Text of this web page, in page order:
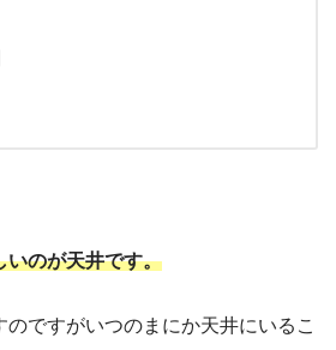
いのが天井です。
ですがいつのまにか天井にいるこ